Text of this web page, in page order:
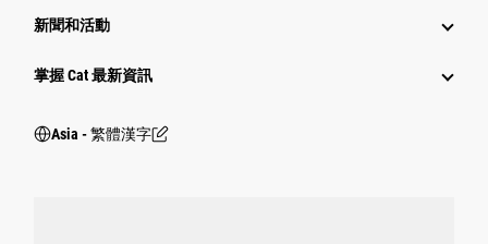
新聞和活動
掌握 Cat 最新資訊
Asia - 繁體漢字